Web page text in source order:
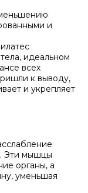
и
идеальном
всех
к выводу,
и укрепляет
Эти мышцы
органы, а
уменьшая